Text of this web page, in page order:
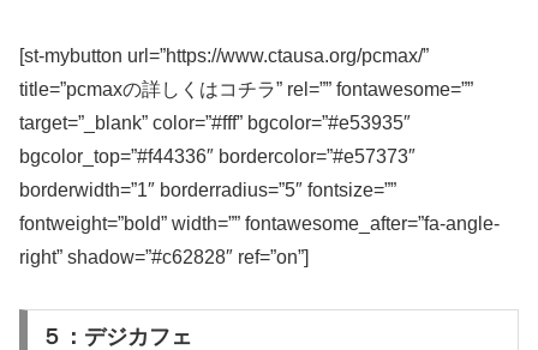
[st-mybutton url=”https://www.ctausa.org/pcmax/”
title=”pcmaxの詳しくはコチラ” rel=”” fontawesome=””
target=”_blank” color=”#fff” bgcolor=”#e53935″
bgcolor_top=”#f44336″ bordercolor=”#e57373″
borderwidth=”1″ borderradius=”5″ fontsize=””
fontweight=”bold” width=”” fontawesome_after=”fa-angle-
right” shadow=”#c62828″ ref=”on”]
５：デジカフェ